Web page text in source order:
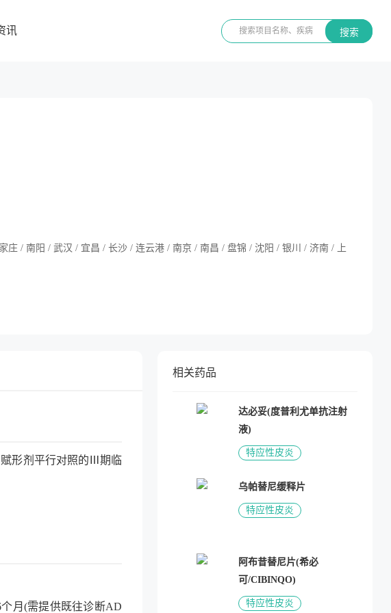
讯 搜索
/ 南阳 / 武汉 / 宜昌 / 长沙 / 连云港 / 南京 / 南昌 / 盘锦 / 沈阳 / 银川 / 济南 / 上
赋形剂平行对照的Ⅲ期临
月(需提供既往诊断AD
相关药品
达必妥(度普利尤单抗注射
液)
特应性皮炎
乌帕替尼缓释片
特应性皮炎
阿布昔替尼片(希必
可/CIBINQO)
特应性皮炎